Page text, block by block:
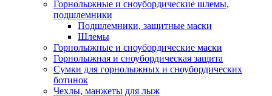
Горнолыжные и сноубордические шлемы,
подшлемники
Подшлемники, защитные маски
Шлемы
Горнолыжные и сноубордические маски
Горнолыжная и сноубордическая защита
Сумки для горнолыжных и сноубордических
ботинок
Чехлы, манжеты для лыж